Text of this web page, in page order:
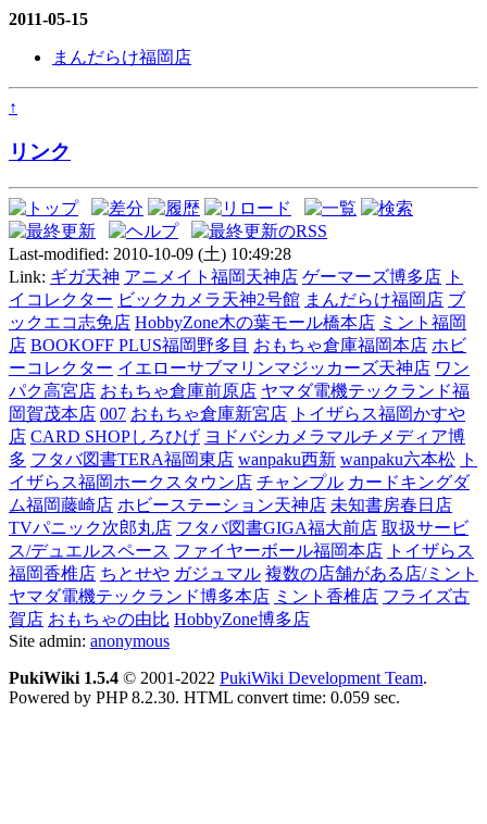
2011-05-15
まんだらけ福岡店
↑
リンク
Last-modified: 2010-10-09 (土) 10:49:28
Link: ギガ天神 アニメイト福岡天神店 ゲーマーズ博多店 ト
イコレクター ビックカメラ天神2号館 まんだらけ福岡店 ブ
ックエコ志免店 HobbyZone木の葉モール橋本店 ミント福岡
店 BOOKOFF PLUS福岡野多目 おもちゃ倉庫福岡本店 ホビ
ーコレクター イエローサブマリンマジッカーズ天神店 ワン
パク高宮店 おもちゃ倉庫前原店 ヤマダ電機テックランド福
岡賀茂本店 007 おもちゃ倉庫新宮店 トイザらス福岡かすや
店 CARD SHOPしろひげ ヨドバシカメラマルチメディア博
多 フタバ図書TERA福岡東店 wanpaku西新 wanpaku六本松 ト
イザらス福岡ホークスタウン店 チャンプル カードキングダ
ム福岡藤崎店 ホビーステーション天神店 未知書房春日店
TVパニック次郎丸店 フタバ図書GIGA福大前店 取扱サービ
ス/デュエルスペース ファイヤーボール福岡本店 トイザらス
福岡香椎店 ちとせや ガジュマル 複数の店舗がある店/ミント
ヤマダ電機テックランド博多本店 ミント香椎店 フライズ古
賀店 おもちゃの由比 HobbyZone博多店
Site admin: anonymous
PukiWiki 1.5.4 © 2001-2022 PukiWiki Development Team.
Powered by PHP 8.2.30. HTML convert time: 0.059 sec.